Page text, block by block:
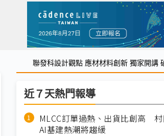
聯發科設計觀點 應材材料創新 獨家開講
近７天熱門報導
MLCC訂單過熱、出貨比創高
AI基建熱潮將趨緩